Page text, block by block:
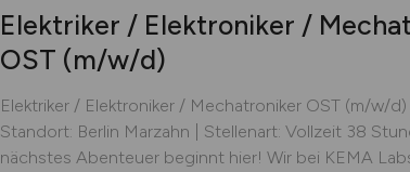
Elektriker / Elektroniker /
OST (m/w/d)
Elektriker / Elektroniker / Mechatroniker OST (m/w/
Standort: Berlin Marzahn | Stellenart: Vollzeit 38
nächstes Abenteuer beginnt hier! Wir bei KEMA